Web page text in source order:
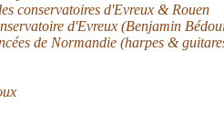
conservatoires d'Evreux & Rouen
d'Evreux (Benjamin
de Normandie (harpes &